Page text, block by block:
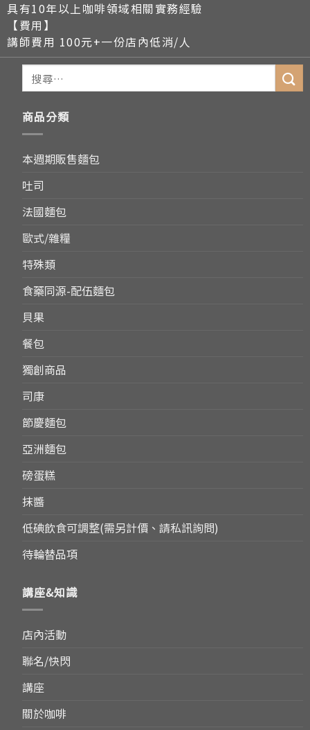
具有10年以上咖啡領域相關實務經驗
【費用】
講師費用 100元+一份店內低消/人
商品分類
本週期販售麵包
吐司
法國麵包
歐式/雜糧
特殊類
食藥同源-配伍麵包
貝果
餐包
獨創商品
司康
節慶麵包
亞洲麵包
磅蛋糕
抹醬
低碘飲食可調整(需另計價、請私訊詢問)
待輪替品項
講座&知識
店內活動
聯名/快閃
講座
關於咖啡